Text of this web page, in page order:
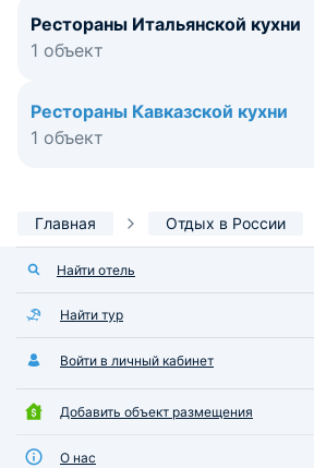
Рестораны Итальянской кухни
1 объект
Рестораны Кавказской кухни
1 объект
Главная Отдых в России
Найти отель
Найти тур
Войти в личный кабинет
Добавить объект размещения
О нас